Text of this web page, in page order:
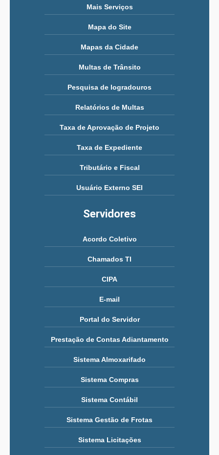
Mais Serviços
Mapa do Site
Mapas da Cidade
Multas de Trânsito
Pesquisa de logradouros
Relatórios de Multas
Taxa de Aprovação de Projeto
Taxa de Expediente
Tributário e Fiscal
Usuário Externo SEI
Servidores
Acordo Coletivo
Chamados TI
CIPA
E-mail
Portal do Servidor
Prestação de Contas Adiantamento
Sistema Almoxarifado
Sistema Compras
Sistema Contábil
Sistema Gestão de Frotas
Sistema Licitações